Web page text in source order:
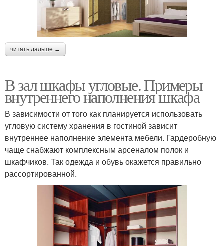
читать дальше →
В зал шкафы угловые. Примеры
внутреннего наполнения шкафа
В зависимости от того как планируется использовать
угловую систему хранения в гостиной зависит
внутреннее наполнение элемента мебели. Гардеробную
чаще снабжают комплексным арсеналом полок и
шкафчиков. Так одежда и обувь окажется правильно
рассортированной.